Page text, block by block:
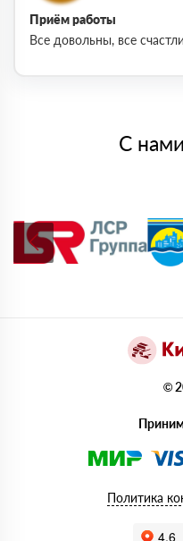
Приём работы
Все довольны, все
С
©
Политика